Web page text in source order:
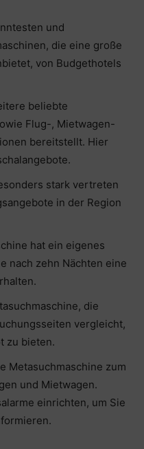
und
die eine große
von Budgethotels
beliebte
Flug-, Mietwagen-
bereitstellt. Hier
stark vertreten
in der Region
hat ein eigenes
nach zehn Nächten eine
die
vergleicht,
zu bieten.
Metasuchmaschine zum
und Mietwagen.
einrichten, um Sie